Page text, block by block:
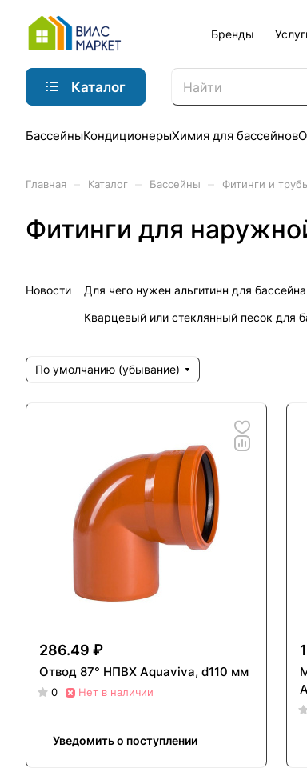
Бренды
Каталог
БассейныКондиционерыХимия для бассейнов
Главная Каталог Бассейны Фитинги и
Фитинги для
Новости Для чего нужен альгитинн для бассейна
Кварцевый или стеклянный песок для
По умолчанию (убывание)
286.49 ₽
Отвод 87° НПВХ Aquaviva, d110 мм
0 Нет в наличии
Уведомить о поступлении